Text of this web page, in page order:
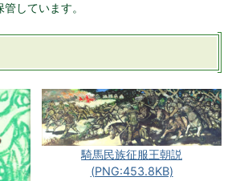
しています。
騎馬民族征服王朝説
(PNG:453.8KB)